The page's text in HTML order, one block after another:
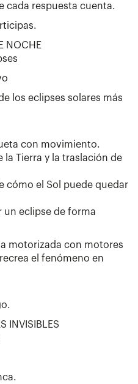
cada respuesta cuenta.
NOCHE
los eclipses solares más
con movimiento.
la Tierra y la traslación de
cómo el Sol puede quedar
un eclipse de forma
motorizada con motores
el fenómeno en
INVISIBLES